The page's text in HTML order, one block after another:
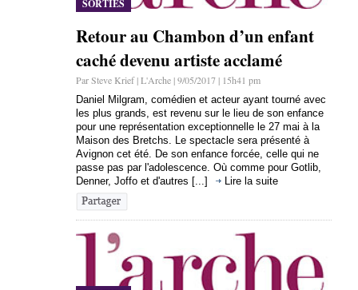
SORTIES
Retour au Chambon d’un enfant
caché devenu artiste acclamé
Par Steve Krief | L'Arche | 9/05/2017 | 15h41 pm
Daniel Milgram, comédien et acteur ayant tourné avec
les plus grands, est revenu sur le lieu de son enfance
pour une représentation exceptionnelle le 27 mai à la
Maison des Bretchs. Le spectacle sera présenté à
Avignon cet été. De son enfance forcée, celle qui ne
passe pas par l'adolescence. Où comme pour Gotlib,
Denner, Joffo et d'autres [...]
Lire la suite